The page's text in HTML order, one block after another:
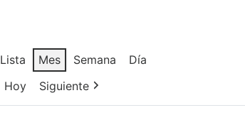
Lista Mes Semana
Día
Hoy Siguiente